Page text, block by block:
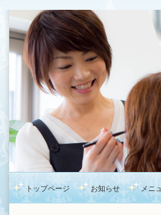
トップページ お知らせ メニ